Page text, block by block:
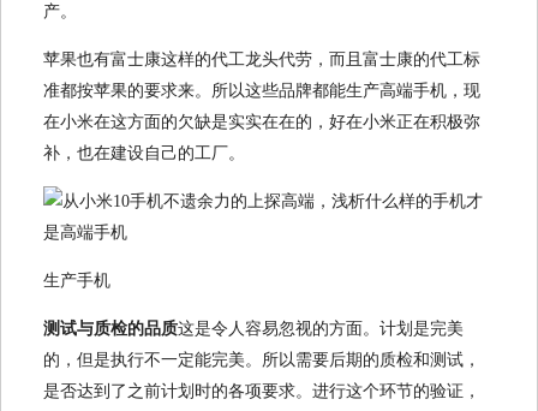
产。
苹果也有富士康这样的代工龙头代劳，而且富士康的代工标
准都按苹果的要求来。所以这些品牌都能生产高端手机，现
在小米在这方面的欠缺是实实在在的，好在小米正在积极弥
补，也在建设自己的工厂。
生产手机
测试与质检的品质这是令人容易忽视的方面。计划是完美
的，但是执行不一定能完美。所以需要后期的质检和测试，
是否达到了之前计划时的各项要求。进行这个环节的验证，